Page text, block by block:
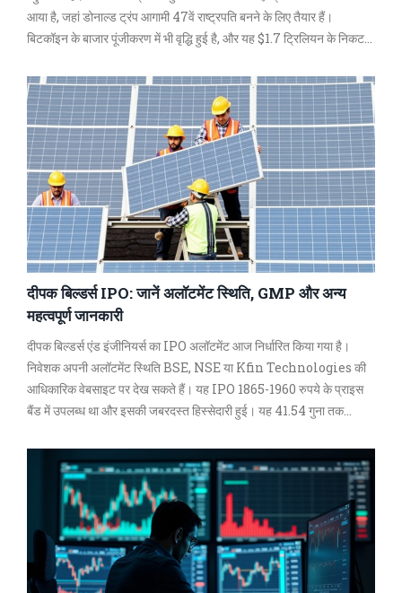
आया है, जहां डोनाल्ड ट्रंप आगामी 47वें राष्ट्रपति बनने के लिए तैयार हैं।
बिटकॉइन के बाजार पूंजीकरण में भी वृद्धि हुई है, और यह $1.7 ट्रिलियन के निकट
हैं।
दीपक बिल्डर्स IPO: जानें अलॉटमेंट स्थिति, GMP और अन्य
महत्वपूर्ण जानकारी
दीपक बिल्डर्स एंड इंजीनियर्स का IPO अलॉटमेंट आज निर्धारित किया गया है।
निवेशक अपनी अलॉटमेंट स्थिति BSE, NSE या Kfin Technologies की
आधिकारिक वेबसाइट पर देख सकते हैं। यह IPO 1865-1960 रुपये के प्राइस
बैंड में उपलब्ध था और इसकी जबरदस्त हिस्सेदारी हुई। यह 41.54 गुना तक
होगी।